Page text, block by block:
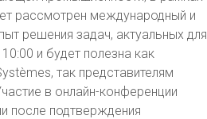
рассмотрен международный и
решения задач, актуальных для
и будет полезна как
так представителям
в онлайн-конференции
после подтверждения